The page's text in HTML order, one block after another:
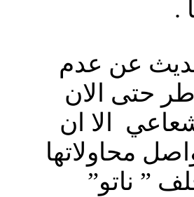
عن عدم
حتى الان
الا ان
محاولاتها
” ناتو”